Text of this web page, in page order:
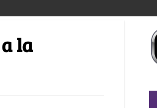
la